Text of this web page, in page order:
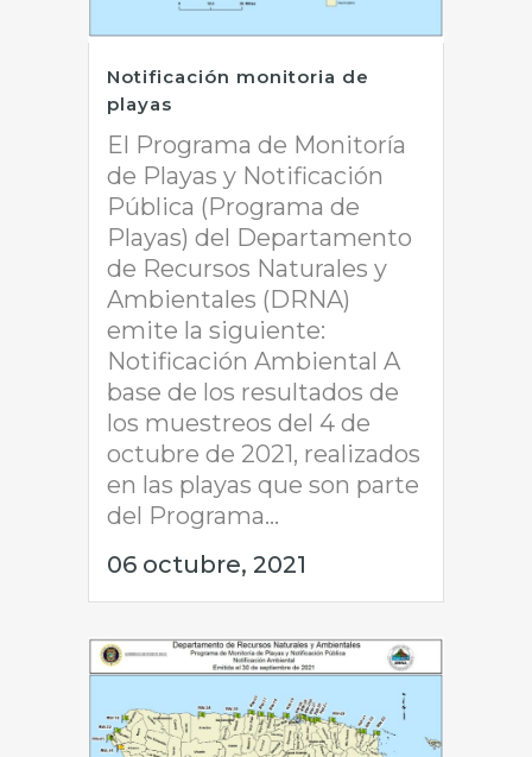
Notificación monitoria de
playas
El Programa de Monitoría
de Playas y Notificación
Pública (Programa de
Playas) del Departamento
de Recursos Naturales y
Ambientales (DRNA)
emite la siguiente:
Notificación Ambiental A
base de los resultados de
los muestreos del 4 de
octubre de 2021, realizados
en las playas que son parte
del Programa...
06 octubre, 2021